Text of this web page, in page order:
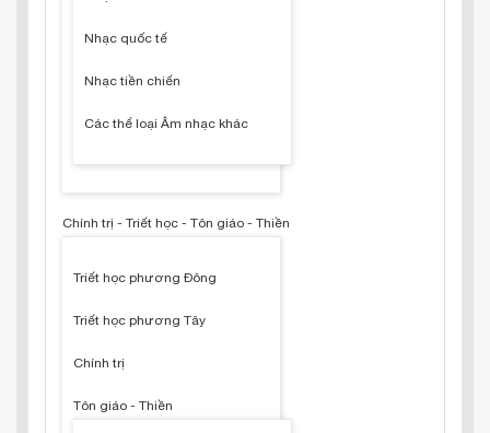
Nhạc quốc tế
Nhạc tiền chiến
Các thể loại Âm nhạc khác
Chính trị - Triết học - Tôn giáo - Thiền
Triết học phương Đông
Triết học phương Tây
Chính trị
Tôn giáo - Thiền